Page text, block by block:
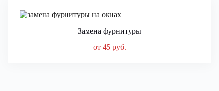
Замена фурнитуры
от 45 руб.